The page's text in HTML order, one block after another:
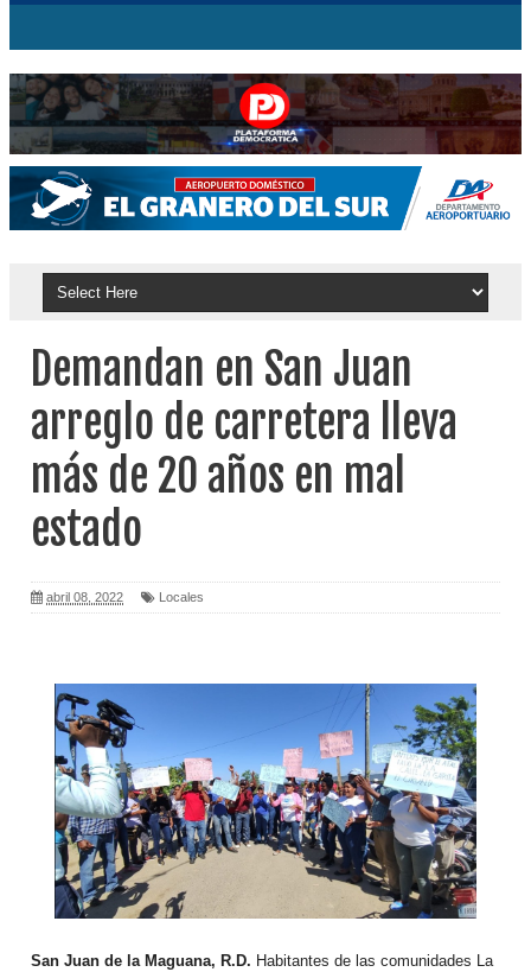
Demandan en San Juan
arreglo de carretera lleva
más de 20 años en mal
estado
abril 08, 2022 Locales
San Juan de la Maguana, R.D. Habitantes de las comunidades La